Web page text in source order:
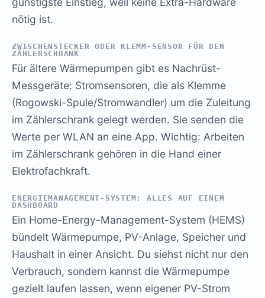
nötig ist.
ZWISCHENSTECKER ODER KLEMM-SENSOR FÜR DEN
ZÄHLERSCHRANK
Für ältere Wärmepumpen gibt es Nachrüst-
Messgeräte: Stromsensoren, die als Klemme
(Rogowski-Spule/Stromwandler) um die Zuleitung
im Zählerschrank gelegt werden. Sie senden die
Werte per WLAN an eine App. Wichtig: Arbeiten
im Zählerschrank gehören in die Hand einer
Elektrofachkraft.
ENERGIEMANAGEMENT-SYSTEM: ALLES AUF EINEM
DASHBOARD
Ein Home-Energy-Management-System (HEMS)
bündelt Wärmepumpe, PV-Anlage, Speicher und
Haushalt in einer Ansicht. Du siehst nicht nur den
Verbrauch, sondern kannst die Wärmepumpe
gezielt laufen lassen, wenn eigener PV-Strom